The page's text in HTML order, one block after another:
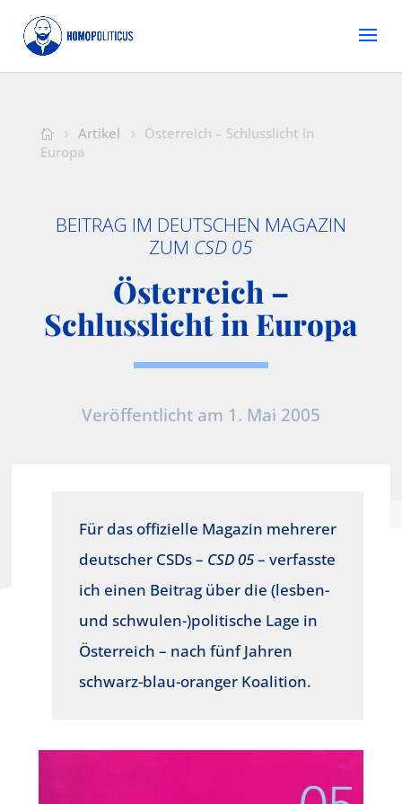
Artikel
Österreich – Schlusslicht in
Europa
BEITRAG IM DEUTSCHEN MAGAZIN
ZUM CSD 05
Österreich –
Schlusslicht in Europa
Veröffentlicht am 1. Mai 2005
Für das offizielle Magazin mehrerer
deutscher CSDs – CSD 05– verfasste
ich einen Beitrag über die (lesben-
und schwulen-)politische Lage in
Österreich – nach fünf Jahren
schwarz-blau-oranger Koalition.